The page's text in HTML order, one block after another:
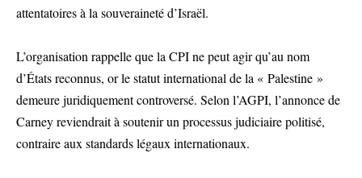
attentatoires à la souveraineté d’Israël.
L’organisation rappelle que la CPI ne peut agir qu’au nom
d’États reconnus, or le statut international de la « Palestine »
demeure juridiquement controversé. Selon l’AGPI, l’annonce de
Carney reviendrait à soutenir un processus judiciaire politisé,
contraire aux standards légaux internationaux.